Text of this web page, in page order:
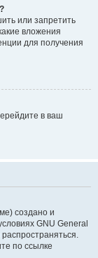
или запретить
вложения
для получения
в ваш
создано и
GNU General
по ссылке